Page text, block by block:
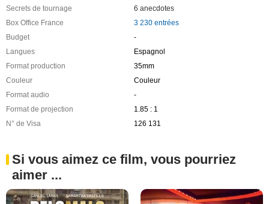
Secrets de tournage
6 anecdotes
Box Office France
3 230 entrées
Budget
-
Langues
Espagnol
Format production
35mm
Couleur
Couleur
Format audio
-
Format de projection
1.85 : 1
N° de Visa
126 131
Si vous aimez ce film, vous pourriez
aimer ...